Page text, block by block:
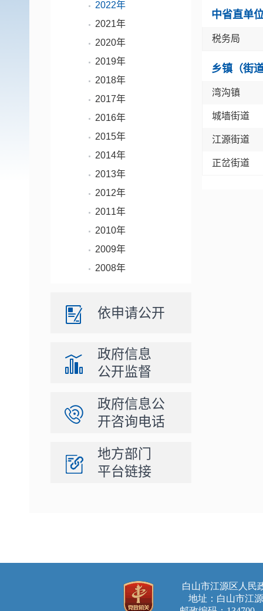
2022年
2021年
2020年
2019年
2018年
2017年
2016年
2015年
2014年
2013年
2012年
2011年
2010年
2009年
2008年
依申请公开
政府信息
公开监督
政府信息公
开咨询电话
地方部门
平台链接
中省直单
税务局
乡镇（街
湾沟镇
城墙街道
江源街道
正岔街道